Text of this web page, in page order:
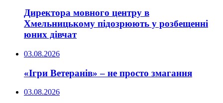
Директора мовного центру в
Хмельницькому підозрюють у розбещенні
юних дівчат
03.08.2026
«Ігри Ветеранів» – не просто змагання
03.08.2026